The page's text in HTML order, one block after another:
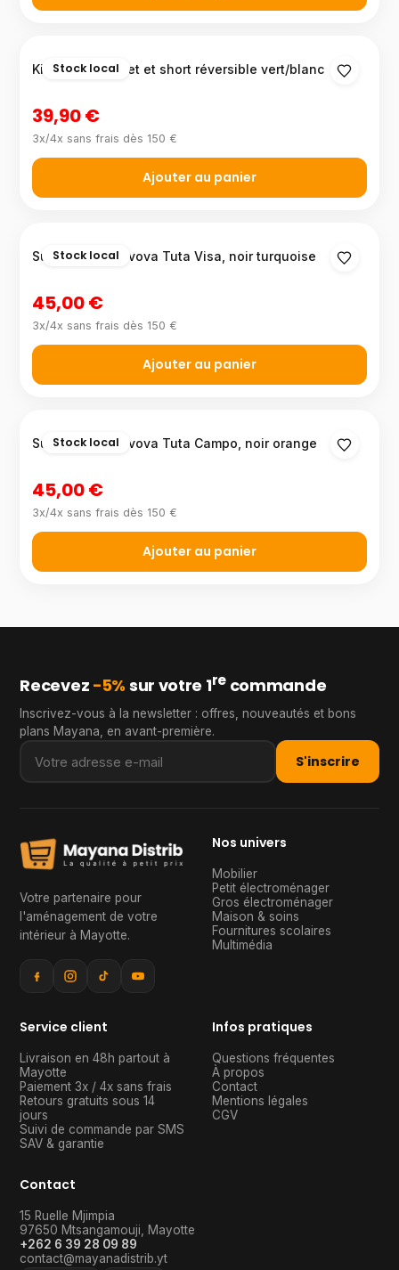
Stock local
Kit maillot basket et short réversible vert/blanc
39,90 €
3x/4x sans frais dès 150 €
Ajouter au panier
Stock local
Survêtement Givova Tuta Visa, noir turquoise
45,00 €
3x/4x sans frais dès 150 €
Ajouter au panier
Stock local
Survêtement Givova Tuta Campo, noir orange
45,00 €
3x/4x sans frais dès 150 €
Ajouter au panier
Recevez −5% sur votre 1recommande
Inscrivez-vous à la newsletter : offres, nouveautés et bons
plans Mayana, en avant-première.
S'inscrire
Votre partenaire pour
l'aménagement de votre
intérieur à Mayotte.
Nos univers
Mobilier
Petit électroménager
Gros électroménager
Maison & soins
Fournitures scolaires
Multimédia
Service client
Livraison en 48h partout à
Mayotte
Paiement 3x / 4x sans frais
Retours gratuits sous 14
jours
Suivi de commande par SMS
SAV & garantie
Infos pratiques
Questions fréquentes
À propos
Contact
Mentions légales
CGV
Contact
15 Ruelle Mjimpia
97650 Mtsangamouji
Mayotte
+262 6 39 28 09 89
contact@mayanadistrib.yt